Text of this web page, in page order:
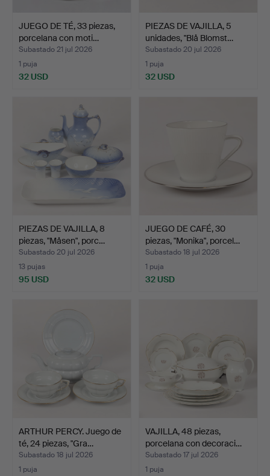
JUEGO DE TÉ, 33 piezas,
porcelana con moti…
Subastado 21 jul 2026
1 puja
32 USD
PIEZAS DE VAJILLA, 5
unidades, "Blå Blomst…
Subastado 20 jul 2026
1 puja
32 USD
PIEZAS DE VAJILLA, 8
piezas, "Måsen", porc…
Subastado 20 jul 2026
13 pujas
95 USD
JUEGO DE CAFÉ, 30
piezas, "Monika", porcel…
Subastado 18 jul 2026
1 puja
32 USD
ARTHUR PERCY. Juego de
té, 24 piezas, "Gra…
Subastado 18 jul 2026
1 puja
VAJILLA, 48 piezas,
porcelana con decoraci…
Subastado 17 jul 2026
1 puja